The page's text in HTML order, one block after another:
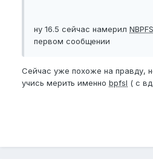
ну 16.5 сейчас намерил
первом сообщении
Сейчас уже похоже на правду,
учись мерить именно bpfsl ( с